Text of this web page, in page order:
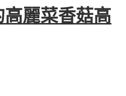
麗菜香菇高